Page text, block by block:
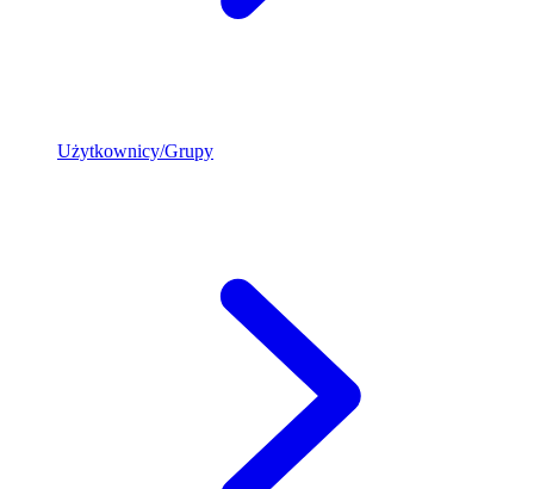
Użytkownicy/Grupy